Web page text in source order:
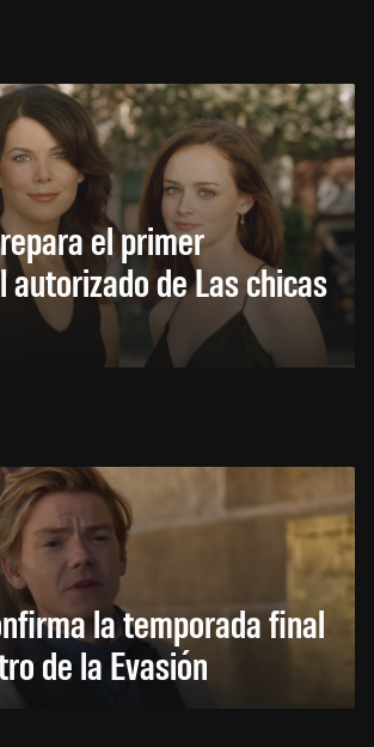
el primer
autorizado de Las chicas
la temporada final
de la Evasión